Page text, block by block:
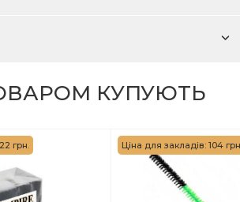
КУПУЮТЬ
грн.
Ціна для закладів: 104